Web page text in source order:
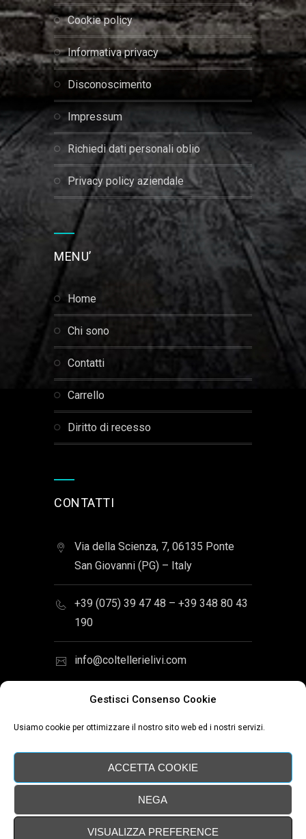
Gestisci Consenso Cookie
Usiamo cookie per ottimizzare il nostro sito web ed i nostri servizi.
ACCETTA COOKIE
NEGA
VISUALIZZA PREFERENCE
cookie policy
informativa privacy
disconoscimento
impressum
richiedi dati personali oblio
privacy policy aziendale
MENU’
home
chi sono
contatti
carrello
diritto di recesso
CONTATTI
Via della Scienza, 7, 06135 Ponte
San Giovanni (PG) – Italy
+39 (075) 39 47 48 – +39 348 80 43
190
info@coltellerielivi.com
P.IVA 02393110545 - C.F.
LVILCU81D22Z110L